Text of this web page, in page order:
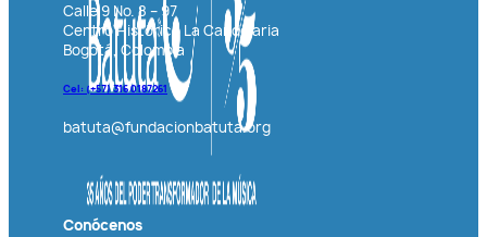
Calle 9 No. 8 – 97
Centro Histórico La Candelaria
Bogotá, Colombia
Cel: (+57)316 0187261
batuta@fundacionbatuta.org
Conócenos